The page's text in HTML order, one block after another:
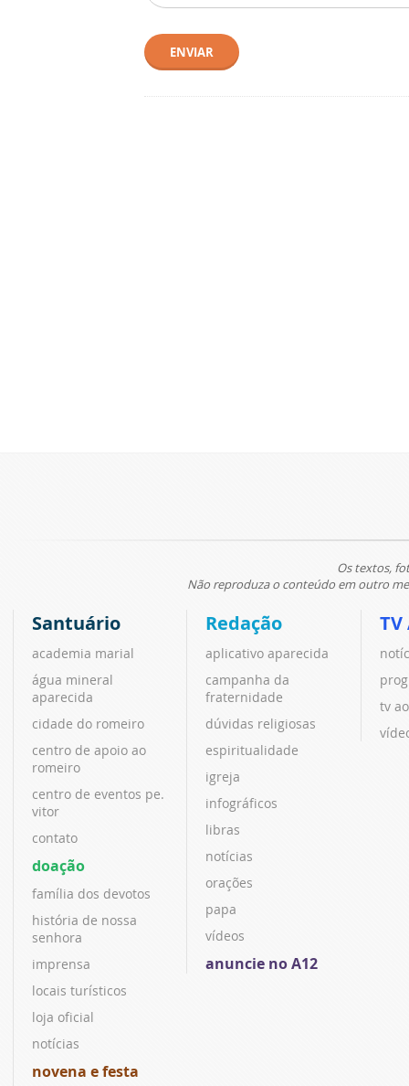
ENVIAR
Os textos,
Não reproduza o conteúdo em outro
Santuário
academia marial
água mineral
aparecida
cidade do romeiro
centro de apoio ao
romeiro
centro de eventos pe.
vitor
contato
doação
família dos devotos
história de nossa
senhora
imprensa
locais turísticos
loja oficial
notícias
novena e festa
Redação
aplicativo aparecida
campanha da
fraternidade
dúvidas religiosas
espiritualidade
igreja
infográficos
libras
notícias
orações
papa
vídeos
anuncie no A12
tv